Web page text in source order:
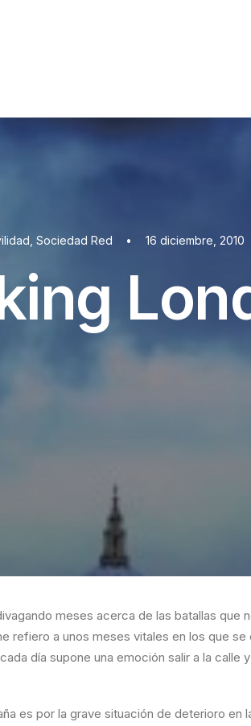
,Sociedad Red • 16 diciembre, 2010
meses acerca de las batallas que
refiero a unos meses vitales en los que
día supone una emoción salir a la
es por la grave situación de deterioro